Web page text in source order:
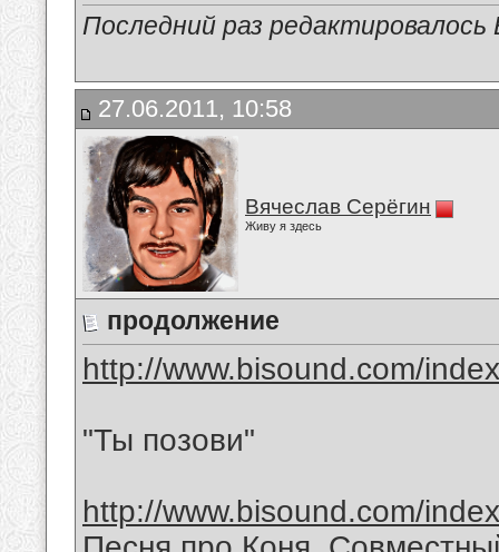
Последний раз
27.06.2011, 10:58
Вячеслав Серёгин
Живу я здесь
продолжение
http://www.bisound.com/
"Ты позови"
http://www.bisound.com/